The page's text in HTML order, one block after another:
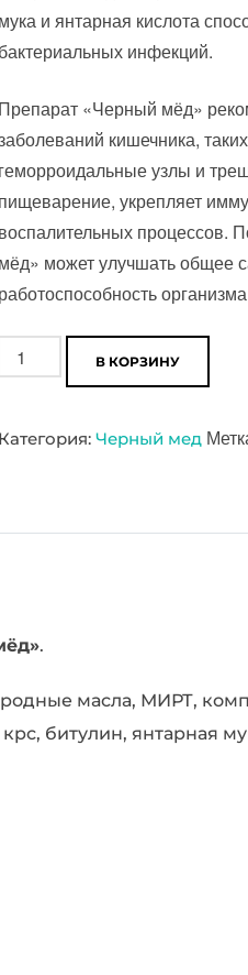
мука и янтарная кислота
бактериальных инфекций.
Препарат «Черный мёд»
кишечника,
геморроидальные узлы и
пищеварение, укрепляет
воспалительных процессов.
мёд» может улучшать общее
работоспособность
Количество
паста
В КОРЗИНУ
Категория: Черный мед
.
масла, МИРТ,
битулин, янтарная